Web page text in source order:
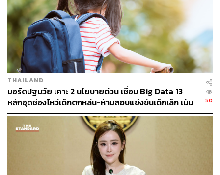
THAILAND
บอร์ดปฐมวัย เคาะ 2 นโยบายด่วน เชื่อม Big Data 13
หลักอุดช่องโหว่เด็กตกหล่น-ห้ามสอบแข่งขันเด็กเล็ก เน้น
เรียนรู้ผ่านการเล่น
50